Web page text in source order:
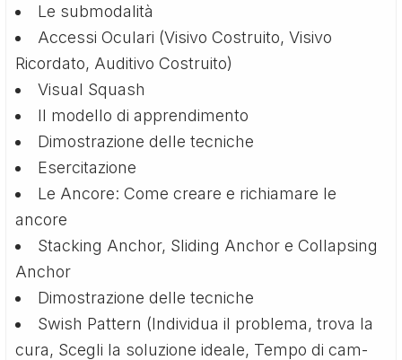
Le submodalità
Accessi Oculari (Visivo Costruito, Visivo
Ricordato, Auditivo Costruito)
Visual Squash
Il modello di apprendimento
Dimostrazione delle tecniche
Esercitazione
Le Ancore: Come creare e richiamare le
ancore
Stacking Anchor, Sliding Anchor e Collapsing
Anchor
Dimostrazione delle tecniche
Swish Pattern (Individua il problema, trova la
cura, Scegli la soluzione ideale, Tempo di cam­